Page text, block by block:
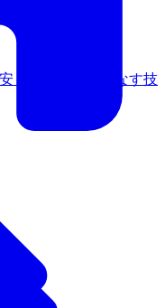
く・省エネでこなす技